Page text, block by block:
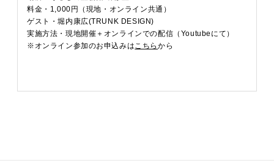
料金・1,000円（現地・オンライン共通）
ゲスト・堀内康広(TRUNK DESIGN)
実施方法・現地開催＋オンラインでの配信（Youtubeにて）
※オンライン参加のお申込みは こちらから